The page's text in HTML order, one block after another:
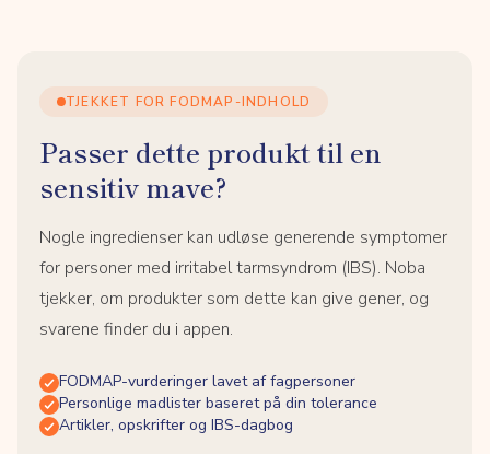
TJEKKET FOR FODMAP-INDHOLD
Passer dette produkt til en
sensitiv mave?
Nogle ingredienser kan udløse generende symptomer
for personer med irritabel tarmsyndrom (IBS). Noba
tjekker, om produkter som dette kan give gener, og
svarene finder du i appen.
FODMAP-vurderinger lavet af fagpersoner
Personlige madlister baseret på din tolerance
Artikler, opskrifter og IBS-dagbog